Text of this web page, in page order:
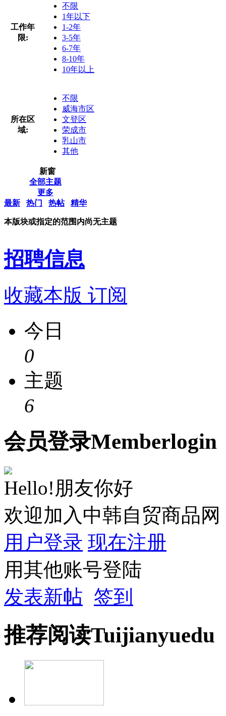
工作年
限:
不限
1年以下
1-2年
3-5年
6-7年
8-10年
10年以上
所在区
域:
不限
威海市区
文登区
荣成市
乳山市
其他
新窗
全部主题
更多
最新
热门 热帖 精华
本版块或指定的范围内尚无主题
招聘信息
收藏本版 订阅
今日
0
主题
6
会员登录Memberlogin
Hello!朋友你好
欢迎加入中韩自贸商品网
用户登录 现在注册
用其他账号登陆
发表新帖 签到
推荐阅读Tuijianyuedu